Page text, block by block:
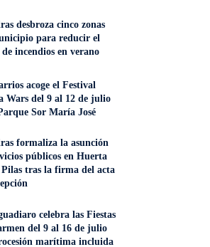
desbroza cinco zonas
para reducir el
de incendios en verano
acoge el Festival
Wars del 9 al 12 de julio
Sor María José
formaliza la asunción
públicos en Huerta
Pilas tras la firma del acta
celebra las Fiestas
del 9 al 16 de julio
marítima incluida